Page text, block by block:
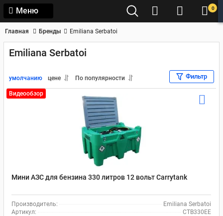
Меню 0
Главная Бренды Emiliana Serbatoi
Emiliana Serbatoi
умолчанию цене По популярности Фильтр
Видеообзор
Мини АЗС для бензина 330 литров 12 вольт Carrytank
Производитель:
Emiliana Serbatoi
Артикул:
CTB330EE